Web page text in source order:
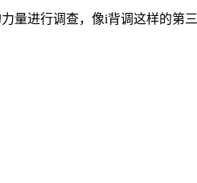
量进行调查，像i背调这样的第